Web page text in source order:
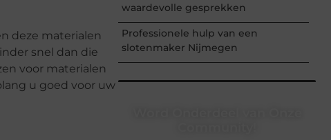
deze materialen
snel dan die
voor materialen
u goed voor uw
waardevolle gesprekken
Professionele hulp van een
slotenmaker Nijmegen